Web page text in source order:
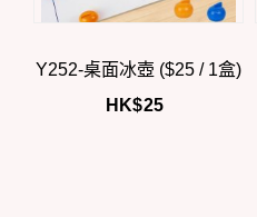
Y252-桌面冰壺 ($25 / 1盒)
HK$25